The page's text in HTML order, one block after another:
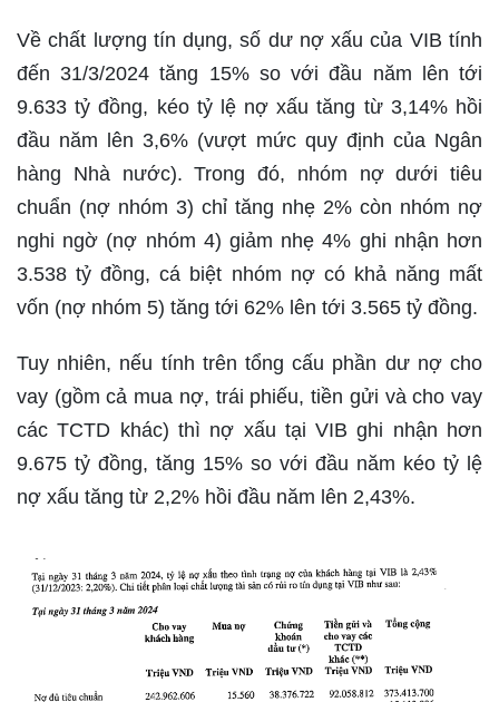
Về chất lượng tín dụng, số dư nợ xấu của VIB tính
đến 31/3/2024 tăng 15% so với đầu năm lên tới
9.633 tỷ đồng, kéo tỷ lệ nợ xấu tăng từ 3,14% hồi
đầu năm lên 3,6% (vượt mức quy định của Ngân
hàng Nhà nước). Trong đó, nhóm nợ dưới tiêu
chuẩn (nợ nhóm 3) chỉ tăng nhẹ 2% còn nhóm nợ
nghi ngờ (nợ nhóm 4) giảm nhẹ 4% ghi nhận hơn
3.538 tỷ đồng, cá biệt nhóm nợ có khả năng mất
vốn (nợ nhóm 5) tăng tới 62% lên tới 3.565 tỷ đồng.
Tuy nhiên, nếu tính trên tổng cấu phần dư nợ cho
vay (gồm cả mua nợ, trái phiếu, tiền gửi và cho vay
các TCTD khác) thì nợ xấu tại VIB ghi nhận hơn
9.675 tỷ đồng, tăng 15% so với đầu năm kéo tỷ lệ
nợ xấu tăng từ 2,2% hồi đầu năm lên 2,43%.